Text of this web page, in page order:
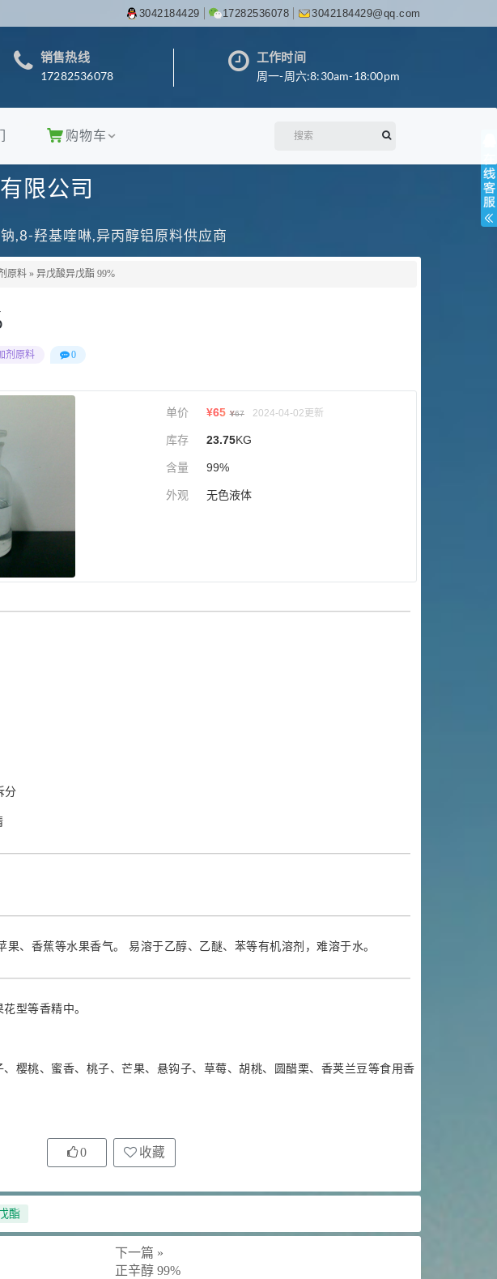
3042184429 17282536078 3042184429@qq.com
销售热线
17282536078
工作时间
周一-周六:8:30am-18:00pm
购物车
限公司
,8-羟基喹啉,异丙醇铝原料供应商
原料 » 异戊酸异戊酯 99%
剂原料 0
单价 ¥65 ¥67 2024-04-02更新
库存 23.75KG
含量 99%
外观 无色液体
分
、香蕉等水果香气。 易溶于乙醇、乙醚、苯等有机溶剂，难溶于水。
型等香精中。
樱桃、蜜香、桃子、芒果、悬钩子、草莓、胡桃、圆醋栗、香荚兰豆等食用香
0 收藏
酯
下一篇 »
正辛醇 99%
料
剂
98% NMA
(羧甲司坦)